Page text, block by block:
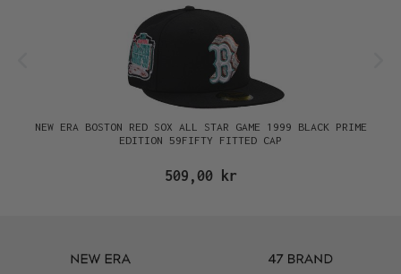
NEW ERA BOSTON RED SOX ALL STAR GAME 1999 BLACK PRIME
EDITION 59FIFTY FITTED CAP
509,00 kr